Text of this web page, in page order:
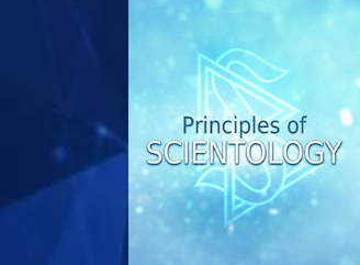
UDFORSK SERIEN